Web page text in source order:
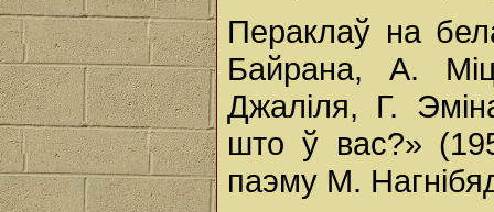
Пераклаў на
Байрана, А.
Джаліля, Г.
што ў вас?»
паэму М.